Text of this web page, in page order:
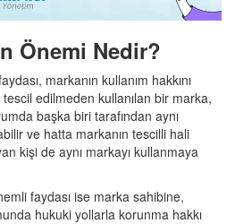
Önemi Nedir?
markanın kullanım hakkını
edilmeden kullanılan bir marka,
başka biri tarafından aynı
ve hatta markanın tescilli hali
kişi de aynı markayı kullanmaya
faydası ise marka sahibine,
hukuki yollarla korunma hakkı